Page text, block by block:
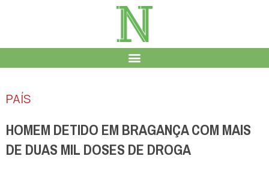
PAÍS
HOMEM DETIDO EM BRAGANÇA COM MAIS
DE DUAS MIL DOSES DE DROGA